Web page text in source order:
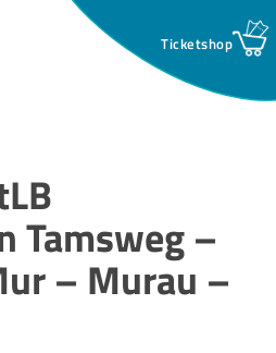
Tamsweg –
– Murau –